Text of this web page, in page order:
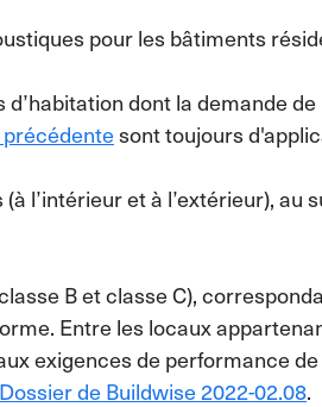
pour les bâtiments
dont la demande
sont toujours
l’intérieur et à l’extérieur),
B et classe C),
Entre les locaux
exigences de performance
Dossier de Buildwise 2022-02.08.